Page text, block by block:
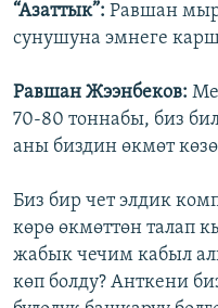
“Азаттык”: Равшан
сунушуна эмнеге
Равшан Жээнбеков:
70-80 тоннабы, биз
аны биздин өкмөт
Биз бир чет элдик
көрө өкмөттөн талап
жабык чечим кабыл
көп болду? Анткени